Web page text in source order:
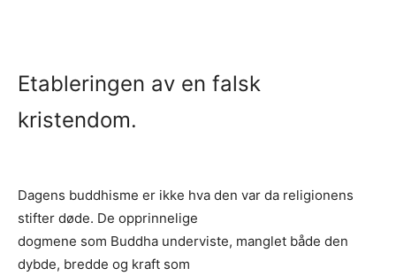
Etableringen av en falsk
kristendom.
Dagens buddhisme er ikke hva den var da religionens
stifter døde. De opprinnelige
dogmene som Buddha underviste, manglet både den
dybde, bredde og kraft som